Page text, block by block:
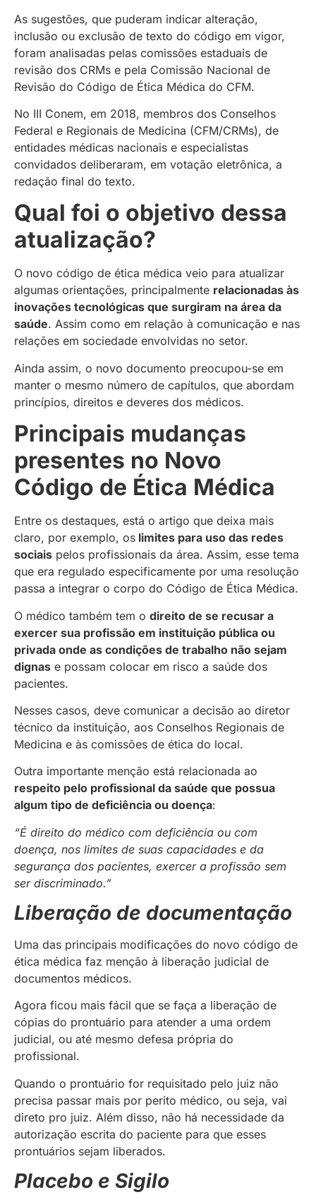
As sugestões, que puderam indicar alteração,
inclusão ou exclusão de texto do código em vigor,
foram analisadas pelas comissões estaduais de
revisão dos CRMs e pela Comissão Nacional de
Revisão do Código de Ética Médica do CFM.
No III Conem, em 2018, membros dos Conselhos
Federal e Regionais de Medicina (CFM/CRMs), de
entidades médicas nacionais e especialistas
convidados deliberaram, em votação eletrônica, a
redação final do texto.
Qual foi o objetivo dessa
atualização?
O novo código de ética médica veio para atualizar
algumas orientações, principalmente relacionadas às
inovações tecnológicas que surgiram na área da
saúde. Assim como em relação à comunicação e nas
relações em sociedade envolvidas no setor.
Ainda assim, o novo documento preocupou-se em
manter o mesmo número de capítulos, que abordam
princípios, direitos e deveres dos médicos.
Principais mudanças
presentes no Novo
Código de Ética Médica
Entre os destaques, está o artigo que deixa mais
claro, por exemplo, os limites para uso das redes
sociais pelos profissionais da área. Assim, esse tema
que era regulado especificamente por uma resolução
passa a integrar o corpo do Código de Ética Médica.
O médico também tem o direito de se recusar a
exercer sua profissão em instituição pública ou
privada onde as condições de trabalho não sejam
dignas e possam colocar em risco a saúde dos
pacientes.
Nesses casos, deve comunicar a decisão ao diretor
técnico da instituição, aos Conselhos Regionais de
Medicina e às comissões de ética do local.
Outra importante menção está relacionada ao
respeito pelo profissional da saúde que possua
algum tipo de deficiência ou doença:
“É direito do médico com deficiência ou com
doença, nos limites de suas capacidades e da
segurança dos pacientes, exercer a profissão sem
ser discriminado.”
Liberação de documentação
Uma das principais modificações do novo código de
ética médica faz menção à liberação judicial de
documentos médicos.
Agora ficou mais fácil que se faça a liberação de
cópias do prontuário para atender a uma ordem
judicial, ou até mesmo defesa própria do
profissional.
Quando o prontuário for requisitado pelo juiz não
precisa passar mais por perito médico, ou seja, vai
direto pro juiz. Além disso, não há necessidade da
autorização escrita do paciente para que esses
prontuários sejam liberados.
Placebo e Sigilo